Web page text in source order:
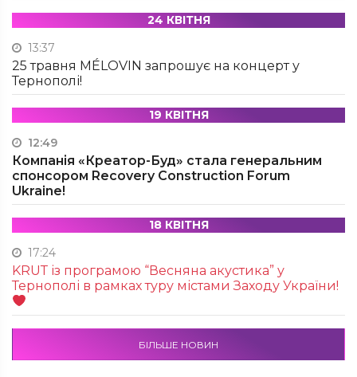
24 КВІТНЯ
13:37
25 травня MÉLOVIN запрошує на концерт у
Тернополі!
19 КВІТНЯ
12:49
Компанія «Креатор-Буд» стала генеральним
спонсором Recovery Construction Forum
Ukraine!
18 КВІТНЯ
17:24
KRUТ із програмою “Весняна акустика” у
Тернополі в рамках туру містами Заходу України!
БІЛЬШЕ НОВИН